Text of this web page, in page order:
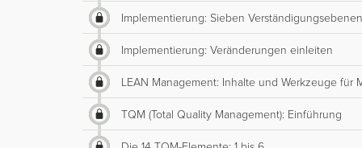
Implementierung: Sieben Verständigungsebenen
Implementierung: Veränderungen einleiten
LEAN Management: Inhalte und Werkzeuge für
TQM (Total Quality Management): Einführung